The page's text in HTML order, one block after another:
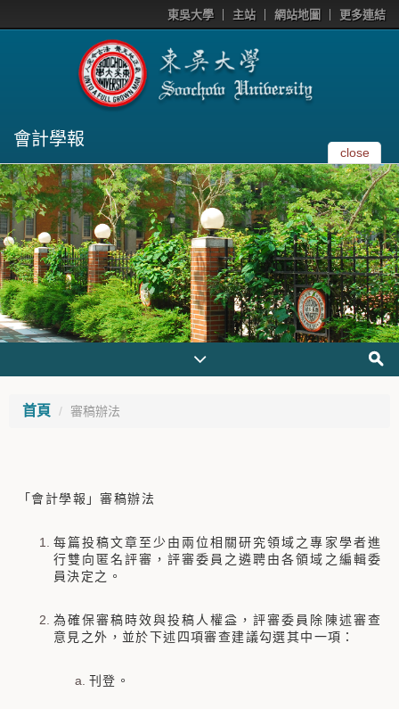
東吳大學 主站 網站地圖 更多連結
會計學報
close
首頁 審稿辦法
「會計學報」審稿辦法
每篇投稿文章至少由兩位相關研究領域之專家學者進
行雙向匿名評審，評審委員之遴聘由各領域之編輯委
員決定之。
為確保審稿時效與投稿人權益，評審委員除陳述審查
意見之外，並於下述四項審查建議勾選其中一項：
刊登。